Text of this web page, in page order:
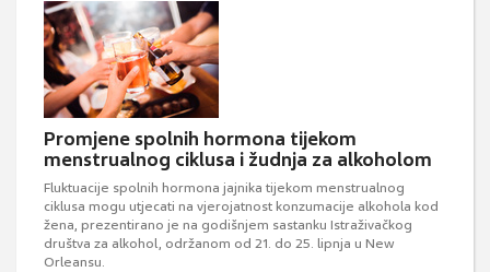
Promjene spolnih hormona tijekom
menstrualnog ciklusa i žudnja za alkoholom
Fluktuacije spolnih hormona jajnika tijekom menstrualnog
ciklusa mogu utjecati na vjerojatnost konzumacije alkohola kod
žena, prezentirano je na godišnjem sastanku Istraživačkog
društva za alkohol, održanom od 21. do 25. lipnja u New
Orleansu.